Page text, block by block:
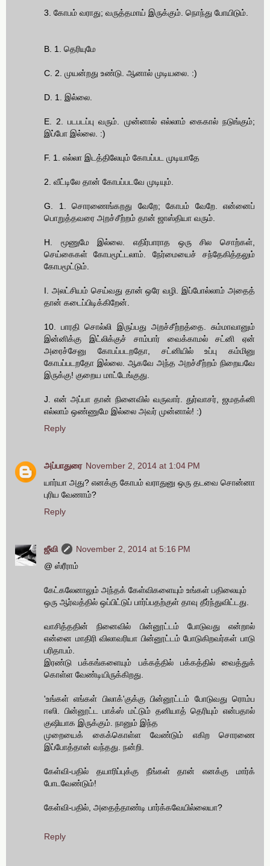
3. கோபம் வராது; வருத்தமாய் இருக்கும். நொந்து போயிடும்.
B. 1. தெரியுமே
C. 2. முயன்றது உண்டு. ஆனால் முடியலை. :)
D. 1. இல்லை.
E. 2. படபடப்பு வரும். முன்னால் எல்லாம் கைகால் நடுங்கும்;
இப்போ இல்லை. :)
F. 1. எல்லா இடத்திலேயும் கோபப்பட முடியாதே
2. வீட்டிலே தான் கோபப்படவே முடியும்.
G. 1. சொரணைங்கறது வேறே; கோபம் வேறே. என்னைப்
பொறுத்தவரை அறச்சீற்றம் தான் ஜாஸ்தியா வரும்.
H. மூணுமே இல்லை. எதிர்பாராத ஒரு சில சொற்கள்,
செய்கைகள் கோபமூட்டலாம். நேர்மையைச் சந்தேகித்தலும்
கோபமூட்டும்.
I. அலட்சியம் செய்வது தான் ஒரே வழி. இப்போல்லாம் அதைத்
தான் கடைப்பிடிக்கிறேன்.
10. பாரதி சொல்லி இருப்பது அறச்சீற்றத்தை. சும்மாவானும்
இன்னிக்கு இட்லிக்குச் சாம்பார் வைக்காமல் சட்னி ஏன்
அரைச்சேனு கோபப்படறதோ, சட்னியில் உப்பு கம்மினு
கோபப்படறதோ இல்லை. ஆகவே அந்த அறச்சீற்றம் நிறையவே
இருக்கு! குறைய மாட்டேங்குது.
J. என் அப்பா தான் நினைவில் வருவார். துர்வாசர், ஜமதக்னி
எல்லாம் ஒண்ணுமே இல்லை அவர் முன்னால்! :)
Reply
அப்பாதுரை November 2, 2014 at 1:04 PM
யார்யா அது? எனக்கு கோபம் வராதுனு ஒரு தடவை சொன்னா
புரிய வேணாம்?
Reply
ஜீவி
November 2, 2014 at 5:16 PM
@ ஸ்ரீராம்
கேட்கலேனாலும் அந்தக் கேள்விகளையும் உங்கள் பதிலையும்
ஒரு ஆர்வத்தில் ஒப்பிட்டுப் பார்ப்பதற்குள் தாவு தீர்ந்துவிட்டது.
வாசித்ததின் நினைவில் பின்னூட்டம் போடுவது என்றால்
என்னை மாதிரி விலாவரியா பின்னூட்டம் போடுகிறவர்கள் பாடு
பரிதாபம்.
இரண்டு பக்கங்களையும் பக்கத்தில் பக்கத்தில் வைத்துக்
கொள்ள வேண்டியிருக்கிறது.
'உங்கள் எங்கள் பிலாக்'குக்கு பின்னூட்டம் போடுவது ரொம்ப
ஈஸி. பின்னூட்ட பாக்ஸ் மட்டும் தனியாத் தெரியும் என்பதால்
குஷியாக இருக்கும். நானும் இந்த
முறையைக் கைக்கொள்ள வேண்டும் எகிற சொரணை
இப்போத்தான் வந்தது. நன்றி.
கேள்வி-பதில் தயாரிப்புக்கு நீங்கள் தான் எனக்கு மார்க்
போடவேண்டும்!
கேள்வி-பதில், அதைத்தாண்டி பார்க்கவேயில்லையா?
Reply